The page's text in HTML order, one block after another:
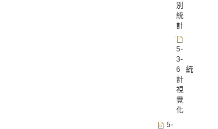
別
統
計
5-
3-
6 統
計
視
覺
化
5-